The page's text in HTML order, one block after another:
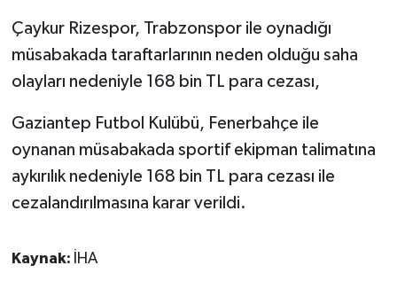
Çaykur Rizespor, Trabzonspor ile oynadığı
müsabakada taraftarlarının neden olduğu saha
olayları nedeniyle 168 bin TL para cezası,
Gaziantep Futbol Kulübü, Fenerbahçe ile
oynanan müsabakada sportif ekipman talimatına
aykırılık nedeniyle 168 bin TL para cezası ile
cezalandırılmasına karar verildi.
Kaynak: İHA